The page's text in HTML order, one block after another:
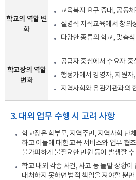
학교의 역할 변
화
교육복지 요구 증대, 공동
설명식 지식교육에서 창의
다양한 종류의 학교, 맞춤
학교장의 역할
변화
공급자 중심에서 수요자 중
행정가에서 경영자, 지원자
지역사회와 유관기관과의
3. 대외 업무 수행 시 고려 사항
학교장은 학부모, 지역주민, 지역사회 단
하고 이들에 대한 교육 서비스와 업무 협
불가피하게 불필요한 민원 등이 발생할 수
학교 내외 각종 사건, 사고 등 돌발 상황이
대처하지 못하면 법적 책임을 져야할 뿐